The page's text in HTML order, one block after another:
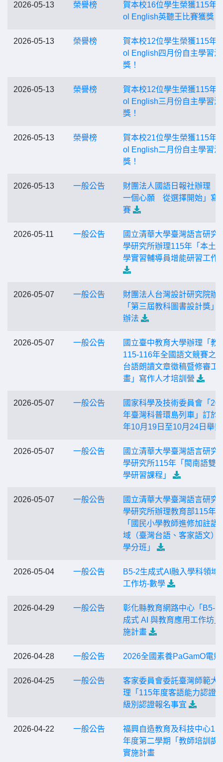
2026-05-13 榮譽榜
賀本校16位學生榮獲115年
ol English英聽王比賽獲獎！
2026-05-13 榮譽榜
賀本校12位學生榮獲115年
ol English四月份自主學習
獎！
2026-05-13 榮譽榜
賀本校12位學生榮獲115年
ol English三月份自主學習
獎！
2026-05-13 榮譽榜
賀本校21位學生榮獲115年
ol English二月份自主學習
獎！
2026-05-13 一般公告
財團法人國語日報社辦理「
一個心願 從選擇開始」寫
賽
2026-05-11 一般公告
國立清華大學臺灣語言研究
學研究所辦理115年「本土
學實習輔導員增能研習工作
2026-05-07 一般公告
財團法人台灣設計研究院辦
「第三屆教科圖書設計獎」
辦法
2026-05-07 一般公告
國立臺中教育大學辦理「教
115-116年全國語文競賽之
台語朗讀文章徵稿暨修審工
畫」寫作人才培訓營
2026-05-07 一般公告
國家科學及技術委員會「
年臺灣科普環島列車」訂於
年10月19日至10月24日舉辦
2026-05-07 一般公告
國立清華大學臺灣語言研究
學研究所115年「閩南語雙
學研習課程」
2026-05-07 一般公告
國立清華大學臺灣語言研究
學研究所辦理教育部115年
「國民小學教師進修加註語
域（臺灣台語、客家語文）
學分班」
2026-05-04 一般公告
B5-2生成式AI融入學科領域
工作坊-數學
2026-04-29 一般公告
彰化縣教育網路中心「B5-1
成式 AI 與教育應用工作坊
施計畫
2026-04-28 一般公告 2026全國素養PaGamO電競
2026-04-25 一般公告
客家委員會委託臺灣師範大
理「115年度客語能力認證
級別認證報名事宜
2026-04-22 一般公告
福興自造教育及科技中心
年度第二學期「教師培訓課
實施計畫